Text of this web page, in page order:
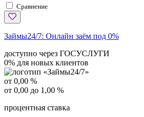
Сравнение
Займы24/7: Онлайн заём под 0%
доступно через ГОСУСЛУГИ
0% для новых клиентов
от 0,00 %
от 0,00 до 1,00 %
процентная ставка